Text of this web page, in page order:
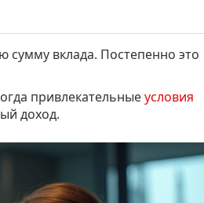
сумму вклада. Постепенно это
привлекательныеусловия
доход.